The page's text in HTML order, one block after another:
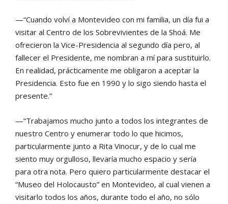
—“Cuando volví a Montevideo con mi familia, un día fui a
visitar al Centro de los Sobrevivientes de la Shoá. Me
ofrecieron la Vice-Presidencia al segundo día pero, al
fallecer el Presidente, me nombran a mí para sustituirlo.
En realidad, prácticamente me obligaron a aceptar la
Presidencia. Esto fue en 1990 y lo sigo siendo hasta el
presente.”
—“Trabajamos mucho junto a todos los integrantes de
nuestro Centro y enumerar todo lo que hicimos,
particularmente junto a Rita Vinocur, y de lo cual me
siento muy orgulloso, llevaría mucho espacio y sería
para otra nota. Pero quiero particularmente destacar el
“Museo del Holocausto” en Montevideo, al cual vienen a
visitarlo todos los años, durante todo el año, no sólo